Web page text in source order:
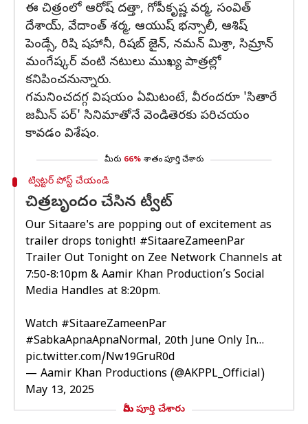
ఈ చిత్రంలో ఆరోష్ దత్తా, గోపీకృష్ణ వర్మ, సంవిత్
దేశాయ్, వేదాంత్ శర్మ, ఆయుష్ భన్సాలీ, ఆశిష్
పెండ్సే, రిషి షహానీ, రిషబ్ జైన్, నమన్ మిశ్రా, సిమ్రాన్
మంగేష్కర్ వంటి నటులు ముఖ్య పాత్రల్లో
కనిపించనున్నారు.
గమనించదగ్గ విషయం ఏమిటంటే, వీరందరూ 'సితారే
జమీన్ పర్‌' సినిమాతోనే వెండితెరకు పరిచయం
కావడం విశేషం.
మీరు 66% శాతం పూర్తి చేశారు
ట్విట్టర్ పోస్ట్ చేయండి
చిత్రబృందం చేసిన ట్వీట్
Our Sitaare's are popping out of excitement as
trailer drops tonight! #SitaareZameenPar
Trailer Out Tonight on Zee Network Channels at
7:50-8:10pm & Aamir Khan Production’s Social
Media Handles at 8:20pm.
Watch #SitaareZameenPar
#SabkaApnaApnaNormal, 20th June Only In…
pic.twitter.com/Nw19GruR0d
— Aamir Khan Productions (@AKPPL_Official)
May 13, 2025
మీరు పూర్తి చేశారు